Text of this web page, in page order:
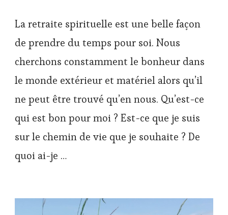
La retraite spirituelle est une belle façon
de prendre du temps pour soi. Nous
cherchons constamment le bonheur dans
le monde extérieur et matériel alors qu’il
ne peut être trouvé qu’en nous. Qu’est-ce
qui est bon pour moi ? Est-ce que je suis
sur le chemin de vie que je souhaite ? De
quoi ai-je …